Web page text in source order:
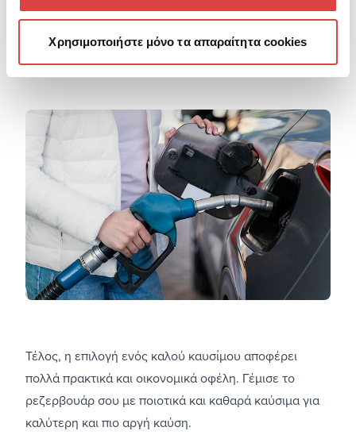
Χρησιμοποιήστε μόνο τα απαραίτητα cookies
ελιχθείς μέσα από τα στενά, έτσι ώστε να κερδίσεις
χρόνο και χαμηλή κατανάλωση.
Επίλεξε καλά καύσιμα
Τέλος, η επιλογή ενός καλού καυσίμου αποφέρει
πολλά πρακτικά και οικονομικά οφέλη. Γέμισε το
ρεζερβουάρ σου με ποιοτικά και καθαρά καύσιμα για
καλύτερη και πιο αργή καύση.